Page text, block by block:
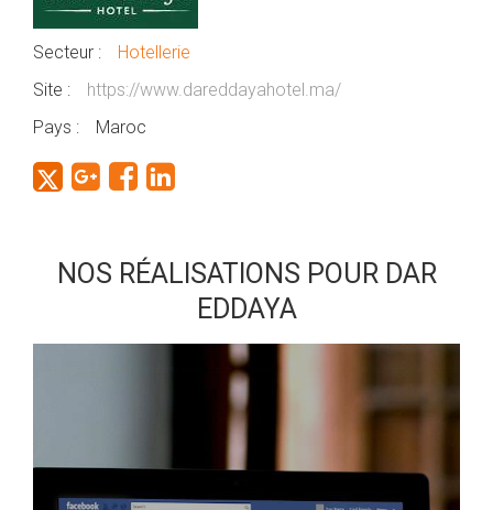
Secteur :
Hotellerie
Site :
https://www.dareddayahotel.ma/
Pays :
Maroc
NOS RÉALISATIONS POUR DAR
EDDAYA